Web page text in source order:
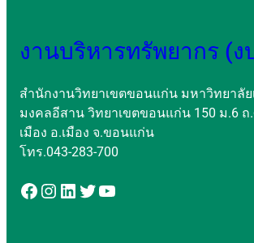
งานบริหารทรัพยากร (ง
สำนักงานวิทยาเขตขอนแก่น มหาวิทยาลั
มงคลอีสาน วิทยาเขตขอนแก่น 150 ม.6 ถ
เมือง อ.เมือง จ.ขอนแก่น
โทร.043-283-700